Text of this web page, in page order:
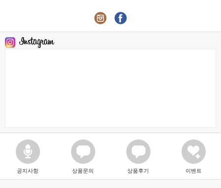
공지사항 상품문의 상품후기 이벤트